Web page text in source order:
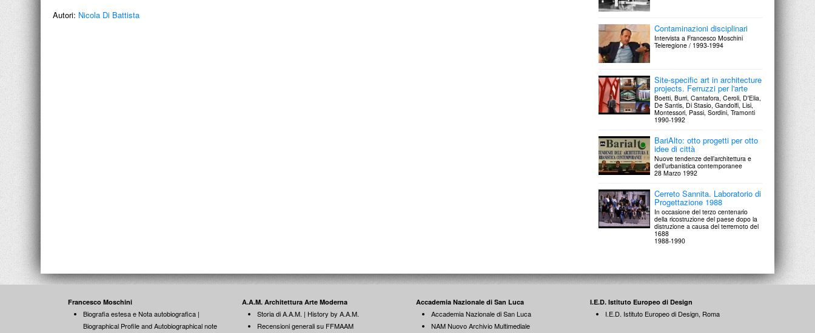
Autori: Nicola Di Battista
Contaminazioni disciplinari
Intervista a Francesco Moschini
Teleregione / 1993-1994
Site-specific art in architecture
projects. Ferruzzi per l'arte
Boetti, Burri, Cantafora, Ceroli, D'Elia,
De Santis, Di Stasio, Gandolfi, Lisi,
Montessori, Passi, Sordini, Tramonti
1990-1992
BariAlto: otto progetti per otto
idee di città
Nuove tendenze dell’architettura e
dell’urbanistica contemporanee
28 Marzo 1992
Cerreto Sannita. Laboratorio di
Progettazione 1988
In occasione del terzo centenario
della ricostruzione del paese dopo la
distruzione a causa del terremoto del
1688
1988-1990
Francesco Moschini
Biografia estesa e Nota autobiografica |
Biographical Profile and Autobiographical note
A.A.M. Architettura Arte Moderna
Storia di A.A.M. | History by A.A.M.
Recensioni generali su FFMAAM
Accademia Nazionale di San Luca
Accademia Nazionale di San Luca
NAM Nuovo Archivio Multimediale
I.E.D. Istituto Europeo di Design
I.E.D. Istituto Europeo di Design, Roma